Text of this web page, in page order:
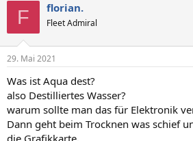
F florian.
Fleet Admiral
29. Mai 2021
Was ist Aqua dest?
also Destilliertes Wasser?
warum sollte man das für Elektronik
Dann geht beim Trocknen was schief
die Grafikkarte.